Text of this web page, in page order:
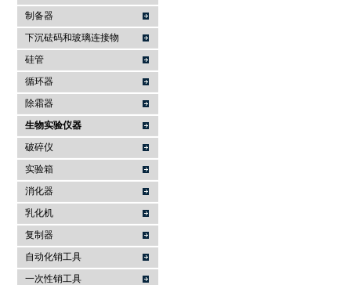
制备器
下沉砝码和玻璃连接物
硅管
循环器
除霜器
生物实验仪器
破碎仪
实验箱
消化器
乳化机
复制器
自动化销工具
一次性销工具